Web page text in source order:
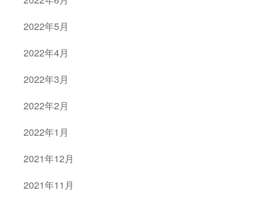
2022年5月
2022年4月
2022年3月
2022年2月
2022年1月
2021年12月
2021年11月